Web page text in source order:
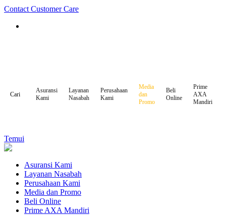
Contact Customer Care
Cari
Asuransi
Kami
Layanan
Nasabah
Perusahaan
Kami
Media
dan
Promo
Beli
Online
Prime
AXA
Mandiri
Temui
Asuransi Kami
Layanan Nasabah
Perusahaan Kami
Media dan Promo
Beli Online
Prime AXA Mandiri